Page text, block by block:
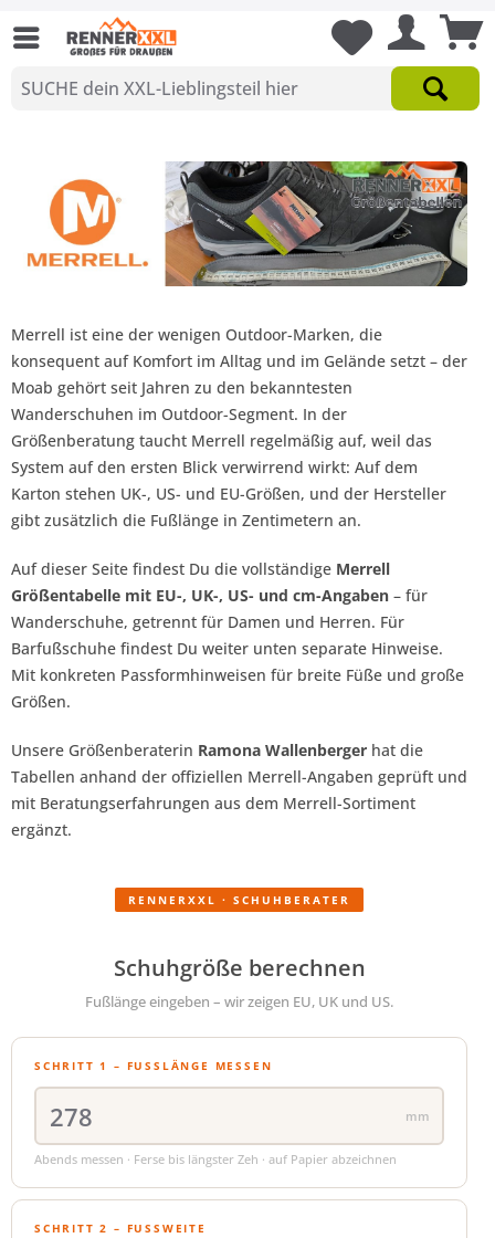
Merrell ist eine der wenigen Outdoor-Marken, die
konsequent auf Komfort im Alltag und im Gelände setzt – der
Moab gehört seit Jahren zu den bekanntesten
Wanderschuhen im Outdoor-Segment. In der
Größenberatung taucht Merrell regelmäßig auf, weil das
System auf den ersten Blick verwirrend wirkt: Auf dem
Karton stehen UK-, US- und EU-Größen, und der Hersteller
gibt zusätzlich die Fußlänge in Zentimetern an.
Auf dieser Seite findest Du die vollständige Merrell
Größentabelle mit EU-, UK-, US- und cm-Angaben – für
Wanderschuhe, getrennt für Damen und Herren. Für
Barfußschuhe findest Du weiter unten separate Hinweise.
Mit konkreten Passformhinweisen für breite Füße und große
Größen.
Unsere Größenberaterin Ramona Wallenberger hat die
Tabellen anhand der offiziellen Merrell-Angaben geprüft und
mit Beratungserfahrungen aus dem Merrell-Sortiment
ergänzt.
RENNERXXL · SCHUHBERATER
Schuhgröße berechnen
Fußlänge eingeben – wir zeigen EU, UK und US.
SCHRITT 1 – FUSSLÄNGE MESSEN
mm
Abends messen · Ferse bis längster Zeh · auf Papier abzeichnen
SCHRITT 2 – FUSSWEITE